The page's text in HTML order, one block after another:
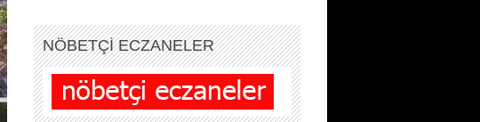
NÖBETÇİ ECZANELER